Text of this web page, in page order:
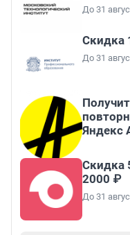
До 31
Скидка
До 31
Яндекс
Скидка
2000 ₽
До 31